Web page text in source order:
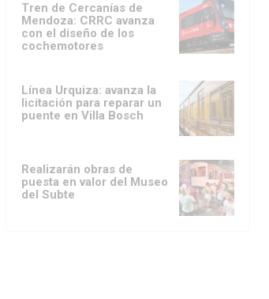
Tren de Cercanías de
Mendoza: CRRC avanza
con el diseño de los
cochemotores
Línea Urquiza: avanza la
licitación para reparar un
puente en Villa Bosch
Realizarán obras de
puesta en valor del Museo
del Subte